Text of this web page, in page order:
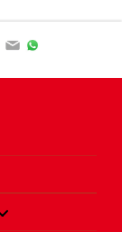
EmailWhatsApp